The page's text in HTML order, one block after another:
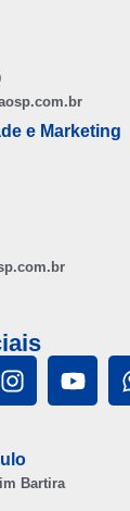
e Marketing
Bartira